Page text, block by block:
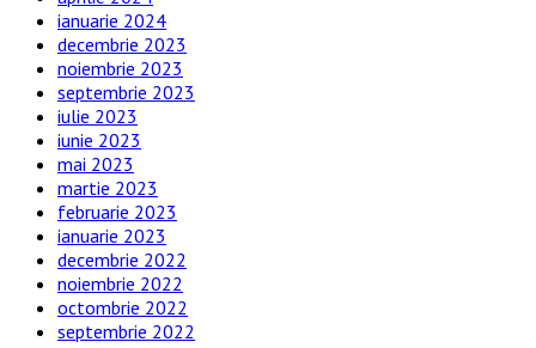
ianuarie 2024
decembrie 2023
noiembrie 2023
septembrie 2023
iulie 2023
iunie 2023
mai 2023
martie 2023
februarie 2023
ianuarie 2023
decembrie 2022
noiembrie 2022
octombrie 2022
septembrie 2022